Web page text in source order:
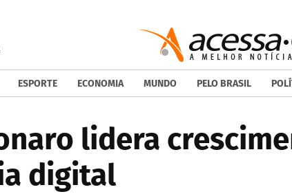
ESPORTE ECONOMIA MUNDO PELO BRASIL
lidera
digital